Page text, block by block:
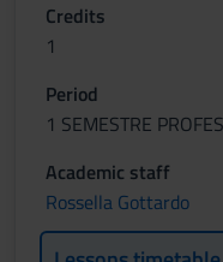
Credits
1
Period
1 SEMESTRE
Academic staff
Rossella Gottardo